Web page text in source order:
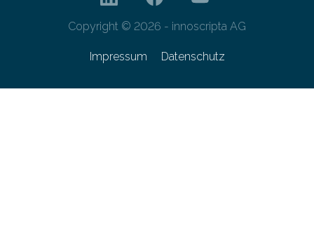
Copyright © 2026 - innoscripta AG
Impressum Datenschutz